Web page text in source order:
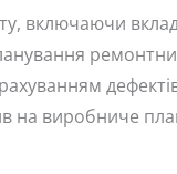
включаючи
на виробниче